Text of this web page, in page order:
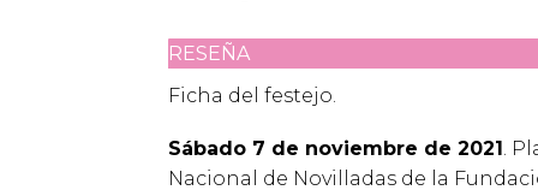
RESEÑA
Ficha del festejo.
Sábado 7 de noviembre de 2021 .
Nacional de Novilladas de la